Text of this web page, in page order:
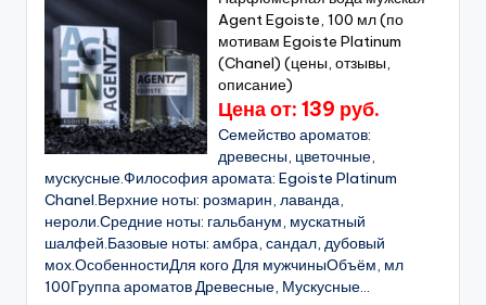
Agent Egoiste, 100 мл (по
мотивам Egoiste Platinum
(Chanel) (цены, отзывы,
описание)
Цена от: 139 руб.
Cемейство ароматов:
древесны, цветочные,
мускусные.Философия аромата: Egoiste Platinum
Chanel.Верхние ноты: розмарин, лаванда,
нероли.Средние ноты: гальбанум, мускатный
шалфей.Базовые ноты: амбра, сандал, дубовый
мох.ОсобенностиДля кого Для мужчиныОбъём, мл
100Группа ароматов Древесные, Мускусные...